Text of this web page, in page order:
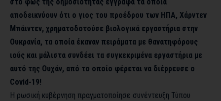
αποδεικνύουν ότι ο γιος του προέδρου των ΗΠΑ, Χάρντεν
Μπάιντεν, χρηματοδοτούσε βιολογικά εργαστήρια στην
Ουκρανία, τα οποία έκαναν πειράματα με θανατηφόρους
ιούς και μάλιστα συνδέει τα συγκεκριμένα εργαστήρια με
αυτό της Ουχάν, από το οποίο φέρεται να διέρρευσε ο
Covid-19!
Η ρωσική κυβέρνηση πραγματοποίησε συνέντευξη Τύπου